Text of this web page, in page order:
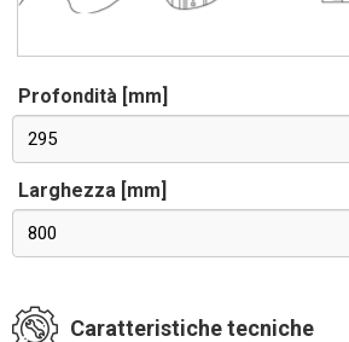
Profondità [mm]
295
Larghezza [mm]
800
Caratteristiche tecniche